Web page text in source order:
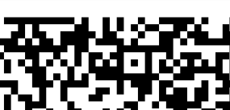
鼓勵
躍報